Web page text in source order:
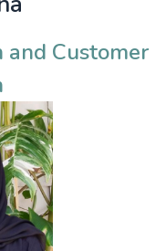
and Customer